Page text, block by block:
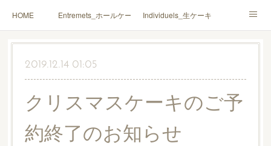
HOME Entremets_ホールケーキ Individuels_生ケーキ
Gâteaux secs_焼菓子 Coffrets Cadeaux_詰合せ
2019.12.14 01:05
クリスマスケーキのご予
約終了のお知らせ